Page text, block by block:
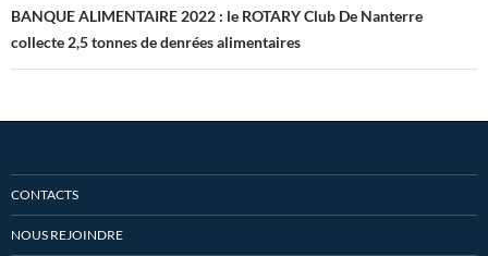
BANQUE ALIMENTAIRE 2022 : le ROTARY Club De Nanterre
collecte 2,5 tonnes de denrées alimentaires
CONTACTS
NOUS REJOINDRE